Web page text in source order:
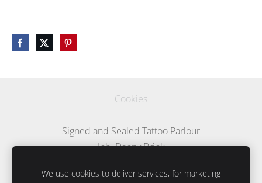
Cookies
Signed and Sealed Tattoo Parlour
Inh. Danny Brink
45657 Recklinghausen
We use cookies to deliver services, for marketing